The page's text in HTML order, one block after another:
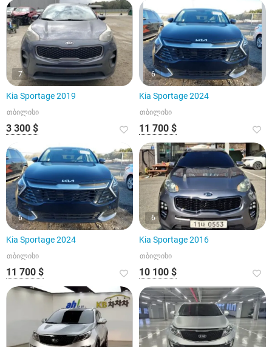
7
Kia Sportage 2019
თბილისი
3 300 $
6
Kia Sportage 2024
თბილისი
11 700 $
6
Kia Sportage 2024
თბილისი
11 700 $
6
Kia Sportage 2016
თბილისი
10 100 $